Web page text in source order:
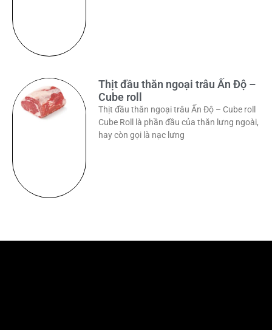
Thịt đầu thăn ngoại trâu Ấn Độ –
Cube roll
Thịt đầu thăn ngoại trâu Ấn Độ – Cube roll
Cube Roll là phần đầu của thăn lưng ngoài,
hay còn gọi là nạc lưng